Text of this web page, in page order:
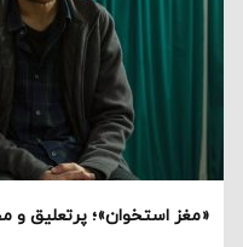
«مغز استخوان»؛ پرتعلیق و